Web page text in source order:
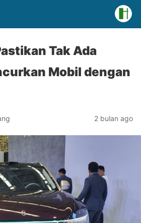
Tak Ada
Mobil dengan
2 bulan ago